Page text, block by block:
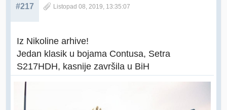
#217 Listopad 08, 2019, 13:35:07
Iz Nikoline arhive!
Jedan klasik u bojama Contusa, Setra
S217HDH, kasnije završila u BiH